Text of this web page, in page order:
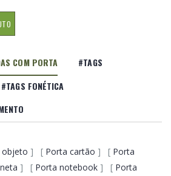
COM PORTA
#TAGS
#TAGS FONÉTICA
objeto ] [ Porta cartão ] [ Porta
] [ Porta notebook ] [ Porta